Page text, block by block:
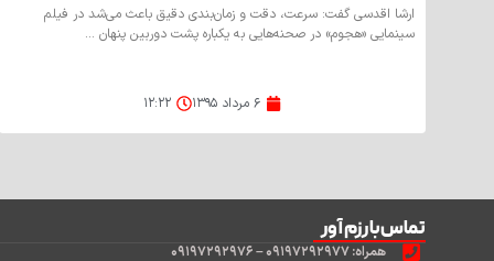
ارشا اقدسی گفت: سرعت، دقت و زمان‌بندی دقیق باعث می‌شد در فیلم
سینمایی «هجوم» در صحنه‌هایی به یکباره پشت دوربین پنهان ...
۶ مرداد ۱۳۹۵ ۱۲:۲۲
تماس‌با رزم آور
همراه: ۰۹۱۹۷۲۹۲۹۷۷ – ۰۹۱۹۷۲۹۲۹۷۶